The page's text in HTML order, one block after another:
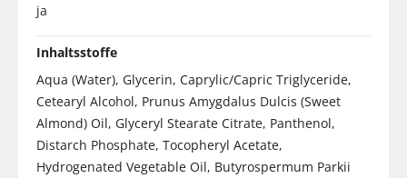
ja
Inhaltsstoffe
Aqua (Water), Glycerin, Caprylic/Capric Triglyceride,
Cetearyl Alcohol, Prunus Amygdalus Dulcis (Sweet
Almond) Oil, Glyceryl Stearate Citrate, Panthenol,
Distarch Phosphate, Tocopheryl Acetate,
Hydrogenated Vegetable Oil, Butyrospermum Parkii